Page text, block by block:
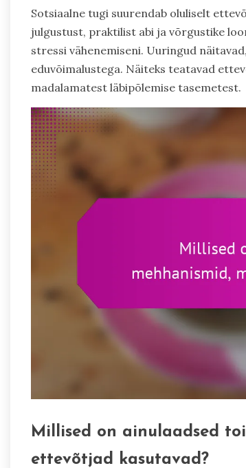
Sotsiaalne tugi suurendab oluliselt
julgustust, praktilist abi ja võrgustike
stressi vähenemiseni. Uuringud
eduvõimalustega. Näiteks teatavad
madalamatest läbipõlemise tasemetest.
Millised on ainulaadsed
ettevõtjad kasutavad?